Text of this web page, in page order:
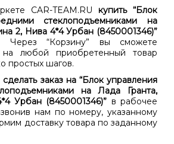
CAR-TEAM.RU купить “Блок
стеклоподъемниками на
2, Нива 4*4 Урбан (8450001346)”
Через “Корзину” вы сможете
на любой приобретенный товар
простых шагов.
сделать заказ на “Блок управления
на Лада Гранта,
Урбан (8450001346)” в рабочее
нам по номеру, указанному
доставку товара по заданному